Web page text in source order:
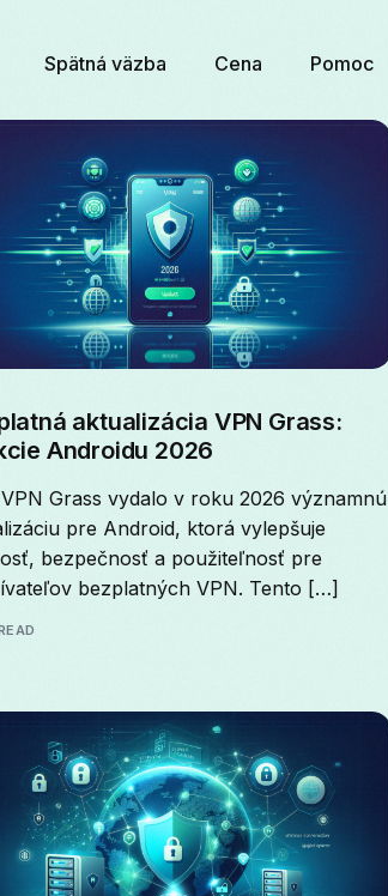
Spätná väzba Cena Pomoc
aktualizácia VPN Grass:
Androidu 2026
Grass vydalo v roku 2026 významnú
pre Android, ktorá vylepšuje
bezpečnosť a použiteľnosť pre
bezplatných VPN. Tento […]